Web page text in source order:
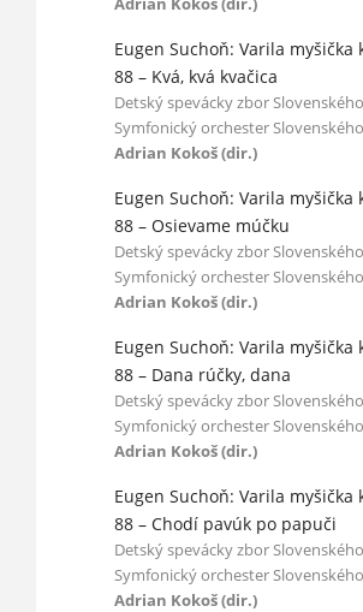
Adrian Kokoš (dir.)
Eugen Suchoň: Varila myšička
88 – Kvá, kvá kvačica
Detský spevácky zbor
Symfonický orchester
Adrian Kokoš (dir.)
Eugen Suchoň: Varila myšička
88 – Osievame múčku
Detský spevácky zbor
Symfonický orchester
Adrian Kokoš (dir.)
Eugen Suchoň: Varila myšička
88 – Dana rúčky, dana
Detský spevácky zbor
Symfonický orchester
Adrian Kokoš (dir.)
Eugen Suchoň: Varila myšička
88 – Chodí pavúk po papuči
Detský spevácky zbor
Symfonický orchester
Adrian Kokoš (dir.)